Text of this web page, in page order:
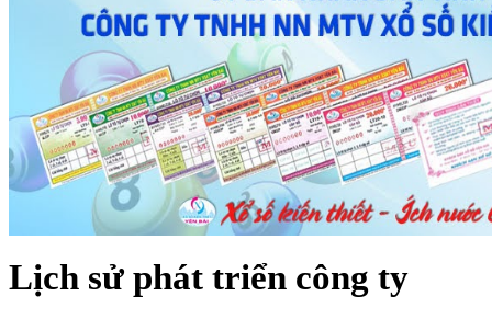
Lịch sử phát triển công ty